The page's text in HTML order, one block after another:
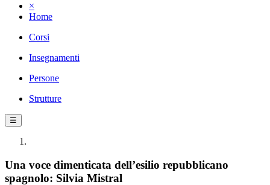
×
Home
Corsi
Insegnamenti
Persone
Strutture
☰
Una voce dimenticata dell’esilio repubblicano
spagnolo: Silvia Mistral